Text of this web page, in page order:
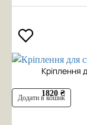
Кріплення
1820 ₴
Додати в кошик